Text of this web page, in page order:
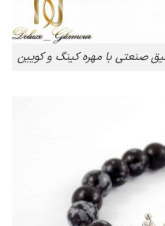
صنعتی با مهره کینگ و کویین